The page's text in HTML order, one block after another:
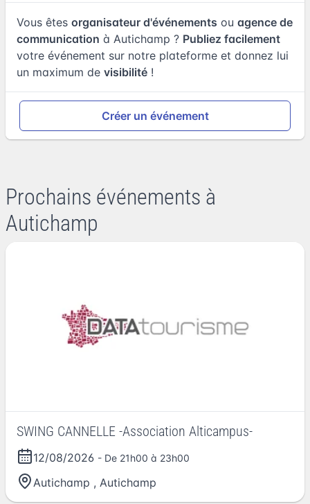
Vous êtes organisateur d'événements ou agence de
communication à Autichamp ? Publiez facilement
votre événement sur notre plateforme et donnez lui
un maximum de visibilité !
Créer un événement
Prochains événements à
Autichamp
SWING CANNELLE -Association Alticampus-
12/08/2026 - De 21h00 à 23h00
Autichamp , Autichamp